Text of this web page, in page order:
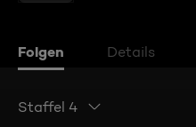
Folgen Details
Staffel 4